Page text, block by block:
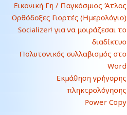
Εικονική Γη / Παγκόσμιος Άτλας
Ορθόδοξες Γιορτές (Ημερολόγιο)
Socializer! για να μοιράζεσαι το
διαδίκτυο
Πολυτονικός συλλαβισμός στο
Word
Εκμάθηση γρήγορης
πληκτρολόγησης
Power Copy